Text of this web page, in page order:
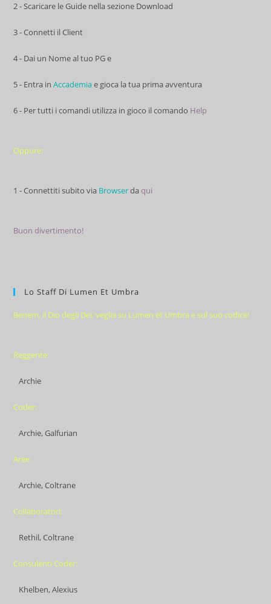
2 - Scaricare le Guide nella sezione Download
3 - Connetti il Client
4 - Dai un Nome al tuo PG e
5 - Entra inAccademiae gioca la tua prima avventura
6 - Per tutti i comandi utilizza in gioco il comando Help
Oppure:
1 - Connettiti subito via Browserda qui
Buon divertimento!
Lo Staff Di Lumen Et Umbra
Benem, il Dio degli Dei, veglia su Lumen et Umbra e sul suo codice!
Reggente:
Archie
Coder:
Archie, Galfurian
Aree:
Archie, Coltrane
Collaboratori:
Rethil, Coltrane
Consulenti Coder:
Khelben, Alexius